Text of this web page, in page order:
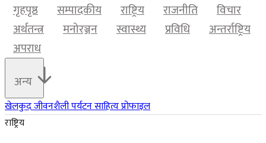
गृहपृष्ठ सम्पादकीय राष्ट्रिय राजनीति
विचार
अर्थतन्त्र
मनोरञ्जन स्वास्थ्य प्रविधि
अन्तर्राष्ट्रिय
अपराध
अन्य
खेलकुदजीवनशैलीपर्यटनसाहित्यप्रोफाइल
राष्ट्रिय